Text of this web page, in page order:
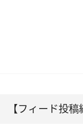
【フィード投